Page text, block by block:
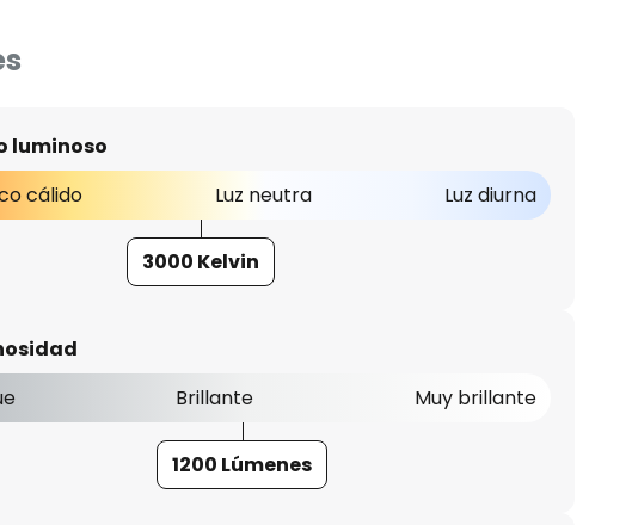
luminoso
cálido
Luz neutra Luz diurna
3000 Kelvin
Brillante Muy brillante
1200 Lúmenes